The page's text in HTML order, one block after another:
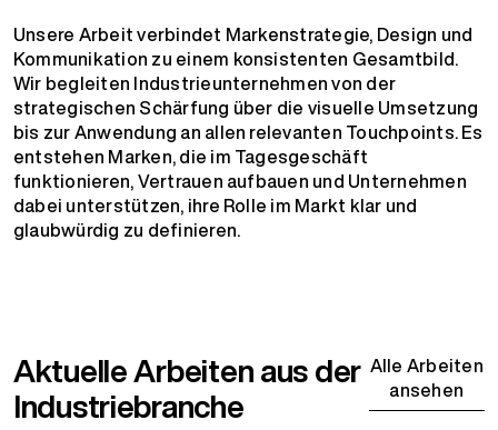
Unsere Arbeit verbindet Markenstrategie, Design und
Kommunikation zu einem konsistenten Gesamtbild.
Wir begleiten Industrieunternehmen von der
strategischen Schärfung über die visuelle Umsetzung
bis zur Anwendung an allen relevanten Touchpoints. Es
entstehen Marken, die im Tagesgeschäft
funktionieren, Vertrauen aufbauen und Unternehmen
dabei unterstützen, ihre Rolle im Markt klar und
glaubwürdig zu definieren.
Aktuelle Arbeiten aus der
Industriebranche
Alle Arbeiten
ansehen